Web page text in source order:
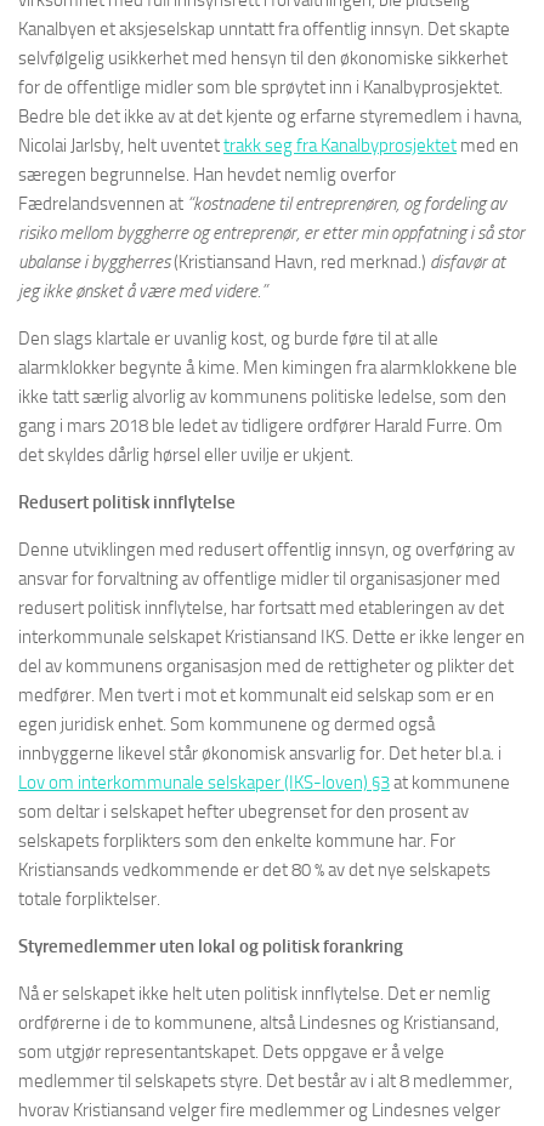
Kanalbyen et aksjeselskap unntatt fra offentlig innsyn. Det skapte
selvfølgelig usikkerhet med hensyn til den økonomiske sikkerhet
for de offentlige midler som ble sprøytet inn i Kanalbyprosjektet.
Bedre ble det ikke av at det kjente og erfarne styremedlem i havna,
Nicolai Jarlsby, helt uventettrakk seg fra Kanalbyprosjektet med en
særegen begrunnelse. Han hevdet nemlig overfor
Fædrelandsvennen at “kostnadene til entreprenøren, og fordeling av
risiko mellom byggherre og entreprenør, er etter min oppfatning i så stor
ubalanse i byggherres(Kristiansand Havn, red merknad.) disfavør at
jeg ikke ønsket å være med videre.”
Den slags klartale er uvanlig kost, og burde føre til at alle
alarmklokker begynte å kime. Men kimingen fra alarmklokkene ble
ikke tatt særlig alvorlig av kommunens politiske ledelse, som den
gang i mars 2018 ble ledet av tidligere ordfører Harald Furre. Om
det skyldes dårlig hørsel eller uvilje er ukjent.
Redusert politisk innflytelse
Denne utviklingen med redusert offentlig innsyn, og overføring av
ansvar for forvaltning av offentlige midler til organisasjoner med
redusert politisk innflytelse, har fortsatt med etableringen av det
interkommunale selskapet Kristiansand IKS. Dette er ikke lenger en
del av kommunens organisasjon med de rettigheter og plikter det
medfører. Men tvert i mot et kommunalt eid selskap som er en
egen juridisk enhet. Som kommunene og dermed også
innbyggerne likevel står økonomisk ansvarlig for. Det heter bl.a. i
Lov om interkommunale selskaper (IKS-loven) §3at kommunene
som deltar i selskapet hefter ubegrenset for den prosent av
selskapets forplikters som den enkelte kommune har. For
Kristiansands vedkommende er det 80 % av det nye selskapets
totale forpliktelser.
Styremedlemmer uten lokal og politisk forankring
Nå er selskapet ikke helt uten politisk innflytelse. Det er nemlig
ordførerne i de to kommunene, altså Lindesnes og Kristiansand,
som utgjør representantskapet. Dets oppgave er å velge
medlemmer til selskapets styre. Det består av i alt 8 medlemmer,
hvorav Kristiansand velger fire medlemmer og Lindesnes velger